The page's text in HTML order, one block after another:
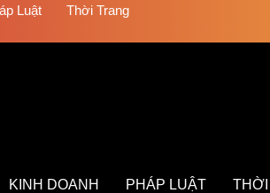
Luật
Thời Trang
KINH DOANH PHÁP LUẬT